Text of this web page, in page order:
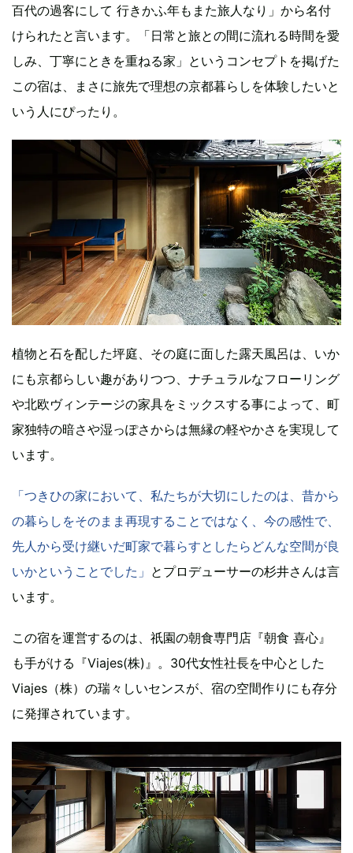
百代の過客にして 行きかふ年もまた旅人なり」から名付
けられたと言います。「日常と旅との間に流れる時間を愛
しみ、丁寧にときを重ねる家」というコンセプトを掲げた
この宿は、まさに旅先で理想の京都暮らしを体験したいと
いう人にぴったり。
植物と石を配した坪庭、その庭に面した露天風呂は、いか
にも京都らしい趣がありつつ、ナチュラルなフローリング
や北欧ヴィンテージの家具をミックスする事によって、町
家独特の暗さや湿っぽさからは無縁の軽やかさを実現して
います。
「つきひの家において、私たちが大切にしたのは、昔から
の暮らしをそのまま再現することではなく、今の感性で、
先人から受け継いだ町家で暮らすとしたらどんな空間が良
いかということでした」 とプロデューサーの杉井さんは言
います。
この宿を運営するのは、祇園の朝食専門店『朝食 喜心』
も手がける『Viajes(株)』。30代女性社長を中心とした
Viajes（株）の瑞々しいセンスが、宿の空間作りにも存分
に発揮されています。